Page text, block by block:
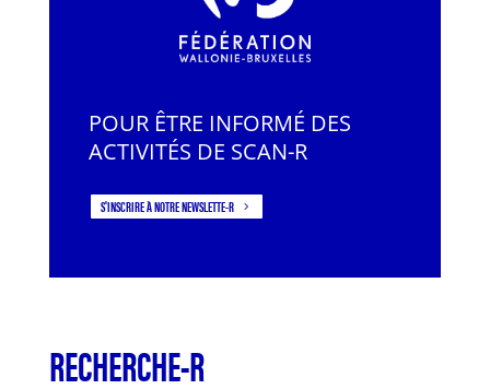
POUR ÊTRE INFORMÉ DES
ACTIVITÉS DE SCAN-R
S'INSCRIRE À NOTRE NEWSLETTE-R
RECHERCHE-R